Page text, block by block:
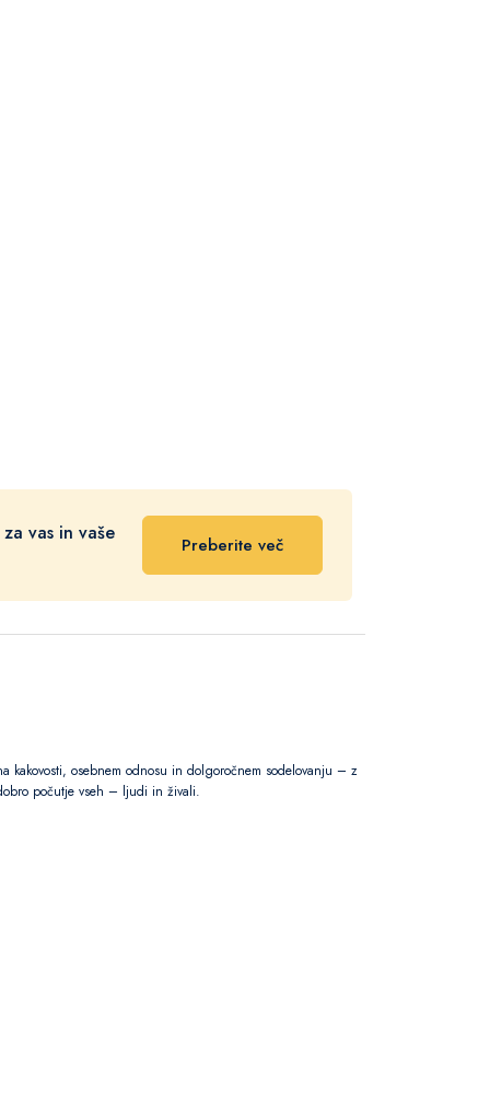
vas in vaše
Preberite več
kakovosti, osebnem odnosu in dolgoročnem sodelovanju – z
počutje vseh – ljudi in živali.